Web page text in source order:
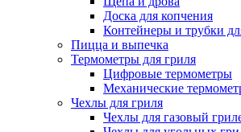
Доска для копчения
Контейнеры и трубки
Пицца и выпечка
Термометры для гриля
Цифровые термометры
Механические
Чехлы для гриля
Чехлы для газовый